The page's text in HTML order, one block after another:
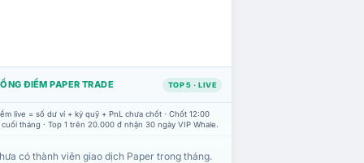
ĐIỂM PAPER TRADE TOP 5 · LIVE
live = số dư ví + ký quỹ + PnL chưa chốt · Chốt 12:00
tháng · Top 1 trên 20.000 đ nhận 30 ngày VIP Whale.
có thành viên giao dịch Paper trong tháng.